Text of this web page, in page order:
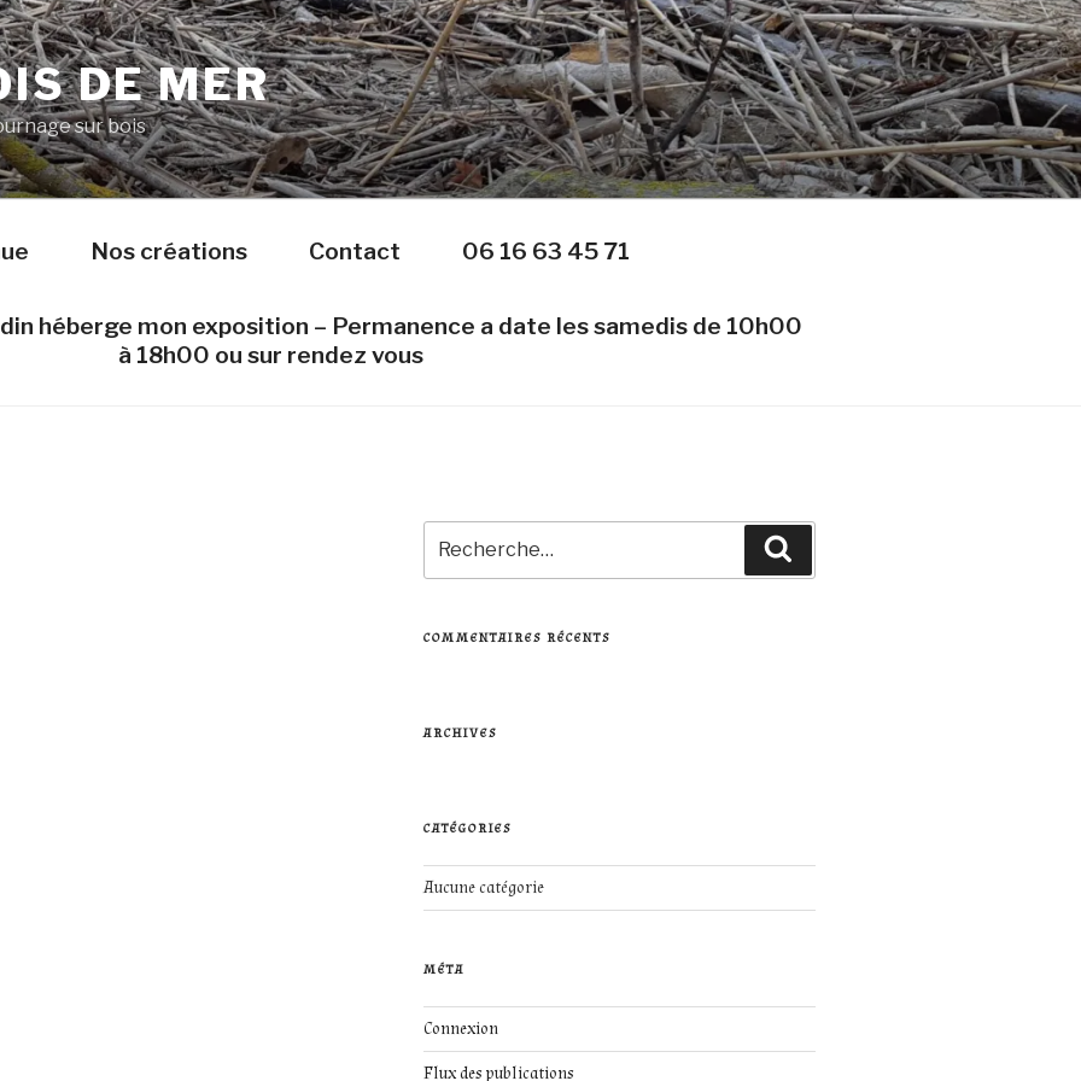
DE MER
sur bois
Nos créations Contact 06 16 63 45 71
héberge mon exposition – Permanence a date les samedis de 10h00
à 18h00 ou sur rendez vous
pour
:
COMMENTAIRES RÉCENTS
ARCHIVES
CATÉGORIES
Aucune catégorie
MÉTA
Connexion
Flux des publications